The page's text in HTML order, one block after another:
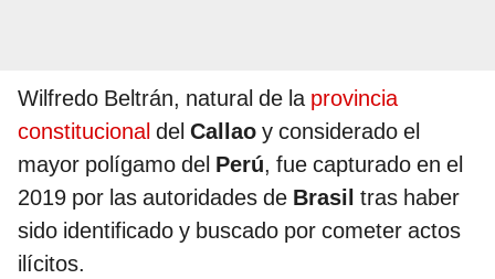
Wilfredo Beltrán, natural de la provincia
constitucional del Callao y considerado el
mayor polígamo del Perú, fue capturado en el
2019 por las autoridades de Brasil tras haber
sido identificado y buscado por cometer actos
ilícitos.